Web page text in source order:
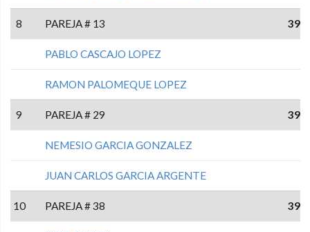
8 PAREJA # 13 39
PABLO CASCAJO LOPEZ
RAMON PALOMEQUE LOPEZ
9 PAREJA # 29 39
NEMESIO GARCIA GONZALEZ
JUAN CARLOS GARCIA ARGENTE
10 PAREJA # 38 39